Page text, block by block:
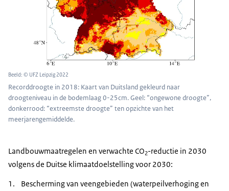
Beeld: © UFZ Leipzig 2022
Recorddroogte in 2018: Kaart van Duitsland gekleurd naar
droogteniveau in de bodemlaag 0-25cm. Geel: “ongewone droogte”,
donkerrood: “extreemste droogte” ten opzichte van het
meerjarengemiddelde.
Landbouwmaatregelen en verwachte CO2-reductie in 2030
volgens de Duitse klimaatdoelstelling voor 2030:
1. Bescherming van veengebieden (waterpeilverhoging en